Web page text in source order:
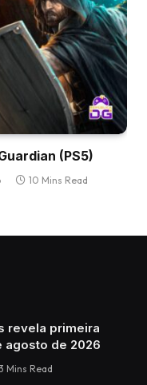
(PS5)
10 Mins Read
revela primeira
agosto de 2026
Mins Read